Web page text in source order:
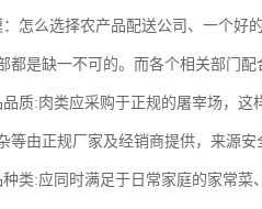
怎么选择农产品配送公司、一个好
都是缺一不可的。而各个相关部门
质:肉类应采购于正规的屠宰场，
等由正规厂家及经销商提供，来源安
类:应同时满足于日常家庭的家常